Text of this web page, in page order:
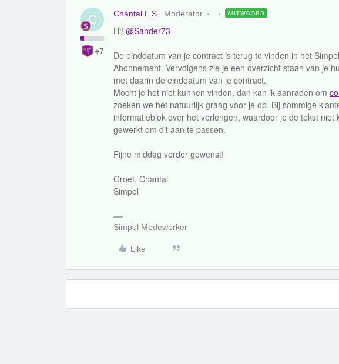
C
+7
Chantal L.S. Moderator ANTWOORD
Hi! ​ @Sander73
De einddatum van je contract is terug te vinden in het
Abonnement. Vervolgens zie je een overzicht staan van je
met daarin de einddatum van je contract.
Mocht je het niet kunnen vinden, dan kan ik aanraden om
zoeken we het natuurlijk graag voor je op. Bij sommige
informatieblok over het verlengen, waardoor je de tekst
gewerkt om dit aan te passen.
Fijne middag verder gewenst!
Groet, Chantal
Simpel
Simpel Medewerker
Like